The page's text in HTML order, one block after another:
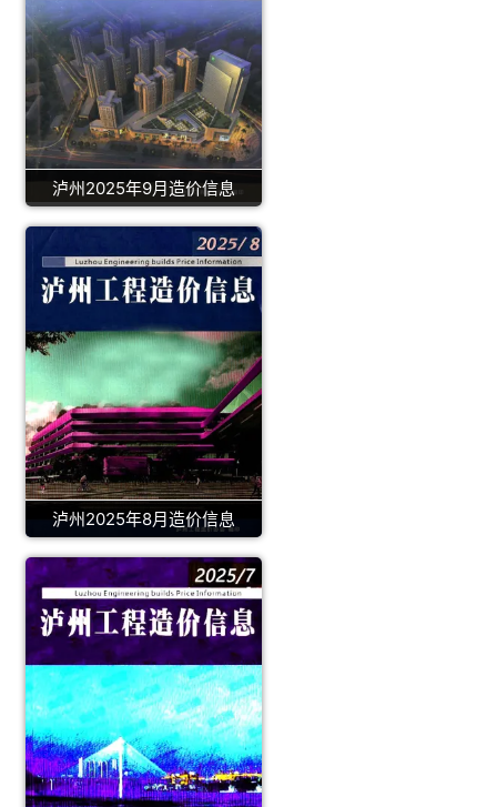
泸州2025年9月造价信息
泸州2025年8月造价信息